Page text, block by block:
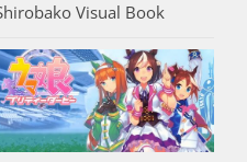
Visual Book